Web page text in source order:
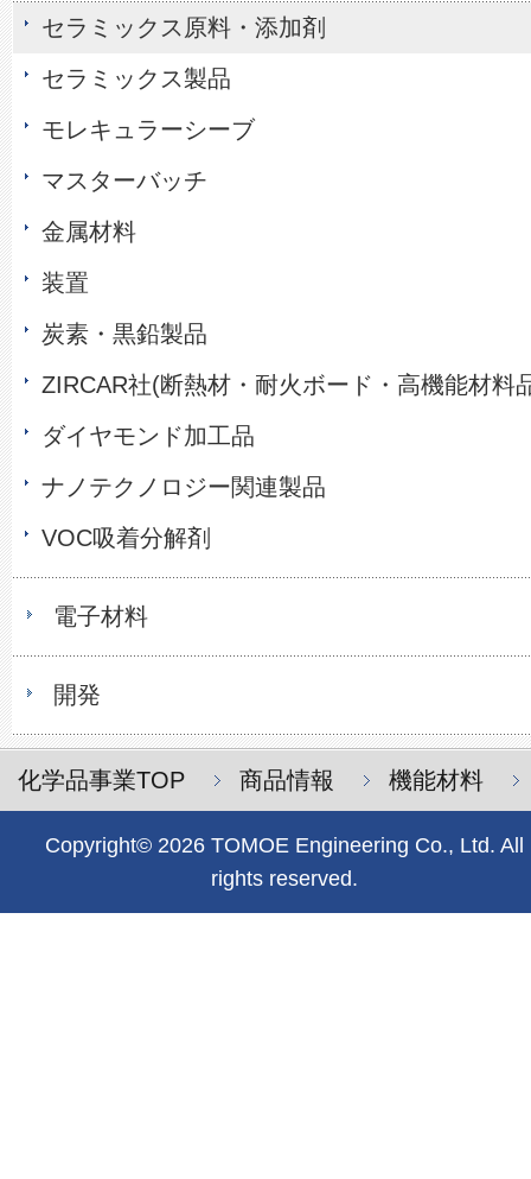
化学品事業TOP 商品情報 機能材料
セラミックス原料・添加剤
セラミックス製品
モレキュラーシーブ
マスターバッチ
金属材料
装置
炭素・黒鉛製品
ZIRCAR社(断熱材・耐火ボード・高機能材料
ダイヤモンド加工品
ナノテクノロジー関連製品
VOC吸着分解剤
電子材料
開発
Copyright© 2026 TOMOE Engineering Co., Ltd. All
rights reserved.